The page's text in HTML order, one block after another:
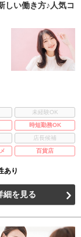
しい働き方♪人気コ
未経験OK
時短勤務OK
店長候補
百貨店
あり
細を見る